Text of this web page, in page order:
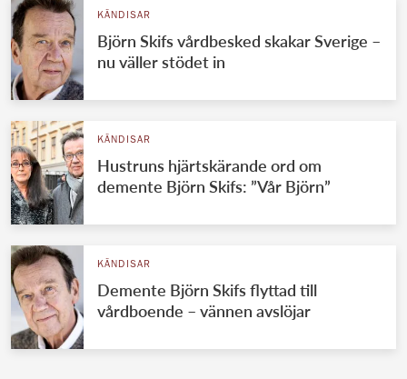
KÄNDISAR
Björn Skifs vårdbesked skakar Sverige –
nu väller stödet in
KÄNDISAR
Hustruns hjärtskärande ord om
demente Björn Skifs: ”Vår Björn”
KÄNDISAR
Demente Björn Skifs flyttad till
vårdboende – vännen avslöjar